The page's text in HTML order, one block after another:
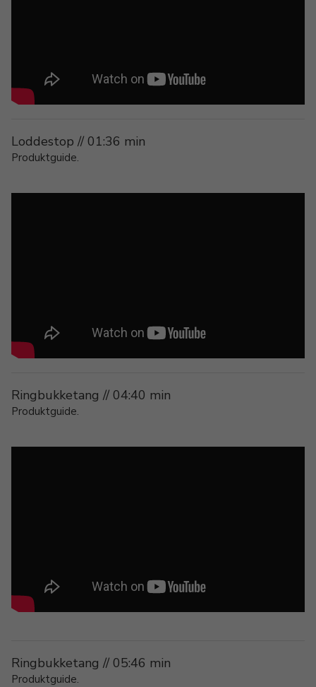
Loddestop // 01:36 min
Produktguide.
Ringbukketang // 04:40 min
Produktguide.
Ringbukketang // 05:46 min
Produktguide.